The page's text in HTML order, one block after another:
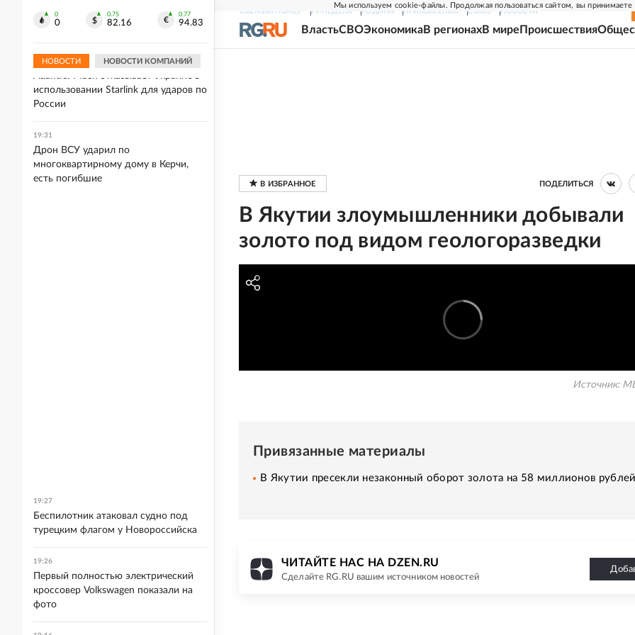
Мы используем cookie-файлы. Продолжая пользоваться сайтом, вы принимаете
СВЕЖИЙ НОМЕР РГ-НЕДЕЛЯ РОДИНА ПРИЛОЖЕНИЯ СОЮЗ НОВОСТИ
ВластьСВОЭкономикаВ регионахВ мире Происшествия
ПОДЕЛИТЬСЯ
В Якутии злоумышленники добывали
золото под видом геологоразведки
Источник:
Привязанные материалы
В Якутии пресекли незаконный оборот золота на 58 миллионов рублей
ЧИТАЙТЕ НАС НА DZEN.RU
Сделайте RG.RU вашим источником новостей
0
0
0.75
82.16
0.77
94.83
НОВОСТИ НОВОСТИ КОМПАНИЙ
благоустроили прибрежную зону
19:34
Atlantic: Маск отказывает Украине в
использовании Starlink для ударов по
России
19:31
Дрон ВСУ ударил по
многоквартирному дому в Керчи,
есть погибшие
19:27
Беспилотник атаковал судно под
турецким флагом у Новороссийска
19:26
Первый полностью электрический
кроссовер Volkswagen показали на
фото